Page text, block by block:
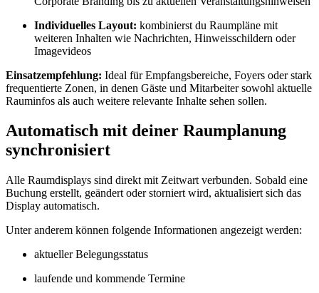
Individuelles Layout: kombinierst du Raumpläne mit
weiteren Inhalten wie Nachrichten, Hinweisschildern oder
Imagevideos
Einsatzempfehlung: Ideal für Empfangsbereiche, Foyers oder stark
frequentierte Zonen, in denen Gäste und Mitarbeiter sowohl aktuelle
Rauminfos als auch weitere relevante Inhalte sehen sollen.
Automatisch mit deiner Raumplanung
synchronisiert
Alle Raumdisplays sind direkt mit Zeitwart verbunden. Sobald eine
Buchung erstellt, geändert oder storniert wird, aktualisiert sich das
Display automatisch.
Unter anderem können folgende Informationen angezeigt werden:
aktueller Belegungsstatus
laufende und kommende Termine